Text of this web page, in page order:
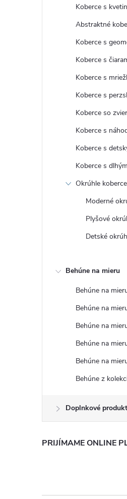
Koberce s
Abstraktné
Koberce s
Koberce s
Koberce s
Koberce s
Koberce so
Koberce s
Koberce s
Koberce s
Okrúhle koberce
Moderné
Plyšové
Detské
Behúne na mieru
Behúne na
Behúne na
Behúne na
Behúne na
Behúne na
Behúne z
Doplnkové
PRIJÍMAME ONLINE